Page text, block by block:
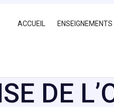
ACCUEIL
DE